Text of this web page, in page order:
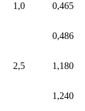
1,0 0,465
0,486
2,5 1,180
1,240